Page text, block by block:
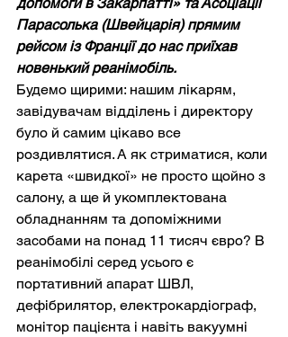
Парасолька (Швейцарія) прямим
рейсом із Франції до нас приїхав
новенький реанімобіль.
Будемо щирими: нашим лікарям,
завідувачам відділень і директору
було й самим цікаво все
роздивлятися. А як стриматися, коли
карета «швидкої» не просто щойно з
салону, а ще й укомплектована
обладнанням та допоміжними
засобами на понад 11 тисяч євро? В
реанімобілі серед усього є
портативний апарат ШВЛ,
дефібрилятор, електрокардіограф,
монітор пацієнта і навіть вакуумні